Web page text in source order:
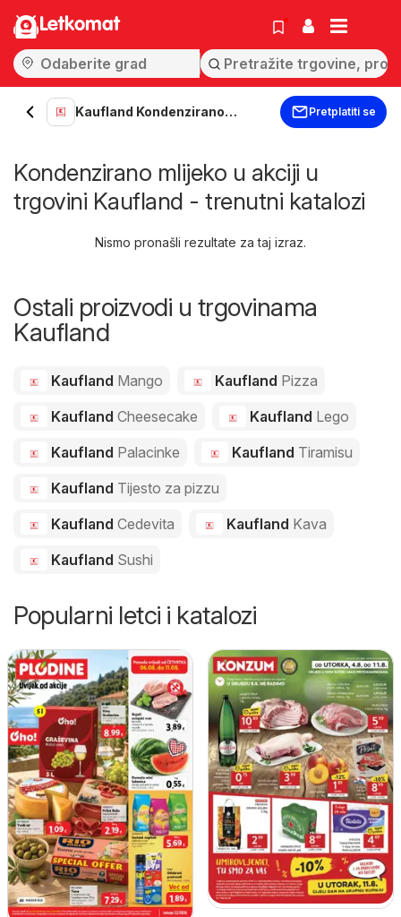
Letkomat
Kaufland Kondenzirano
Pretplatiti se
Kondenzirano mlijeko u akciji u
trgovini Kaufland - trenutni katalozi
Nismo pronašli rezultate za taj izraz.
Ostali proizvodi u trgovinama
Kaufland
Kaufland Mango Kaufland Pizza
Kaufland Cheesecake Kaufland Lego
Kaufland Palacinke Kaufland Tiramisu
Kaufland Tijesto za pizzu
Kaufland Cedevita Kaufland Kava
Kaufland Sushi
Popularni letci i katalozi